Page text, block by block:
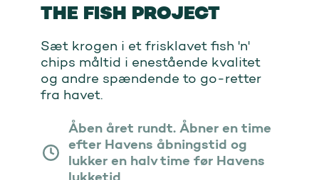
THE FISH PROJECT
Sæt krogen i et frisklavet fish 'n'
chips måltid i enestående kvalitet
og andre spændende to go-retter
fra havet.
Åben året rundt. Åbner en time
efter Havens åbningstid og
lukker en halv time før Havens